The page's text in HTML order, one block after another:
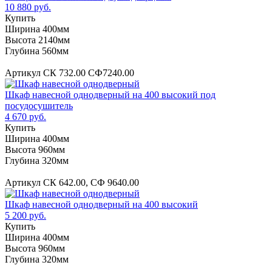
10 880 руб.
Купить
Ширина 400мм
Высота 2140мм
Глубина 560мм
Артикул СК 732.00 СФ7240.00
Шкаф навесной однодверный на 400 высокий под
посудосушитель
4 670 руб.
Купить
Ширина 400мм
Высота 960мм
Глубина 320мм
Артикул СК 642.00, СФ 9640.00
Шкаф навесной однодверный на 400 высокий
5 200 руб.
Купить
Ширина 400мм
Высота 960мм
Глубина 320мм